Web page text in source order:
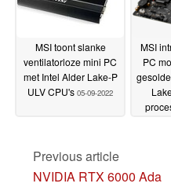
MSI toont slanke
ventilatorloze mini PC
met Intel Alder Lake-P
ULV CPU's 05-09-2022
MSI
PC
Previous article
NVIDIA RTX 6000 Ada